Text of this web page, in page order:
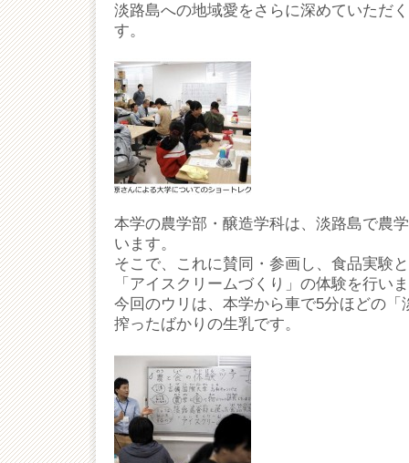
淡路島への地域愛をさらに深めていただ
す。
本学の農学部・醸造学科は、淡路島で農
います。
そこで、これに賛同・参画し、食品実験
「アイスクリームづくり」の体験を行い
今回のウリは、本学から車で5分ほどの「
搾ったばかりの生乳です。